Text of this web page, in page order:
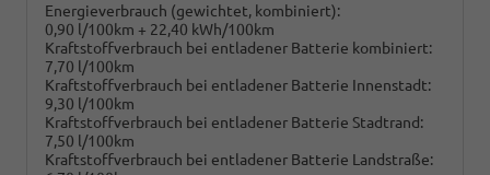
Energieverbrauch (gewichtet, kombiniert):
0,90 l/100km + 22,40 kWh/100km
Kraftstoffverbrauch bei entladener Batterie kombiniert:
7,70 l/100km
Kraftstoffverbrauch bei entladener Batterie Innenstadt:
9,30 l/100km
Kraftstoffverbrauch bei entladener Batterie Stadtrand:
7,50 l/100km
Kraftstoffverbrauch bei entladener Batterie Landstraße: